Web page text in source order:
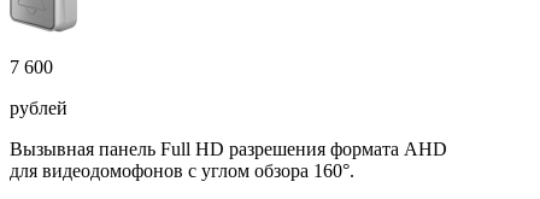
7 600
рублей
Вызывная панель Full HD разрешения формата AHD
для видеодомофонов с углом обзора 160°.